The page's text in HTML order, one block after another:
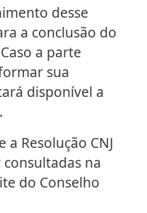
desse
a conclusão do
a parte
sua
disponível a
Resolução CNJ
na
do Conselho